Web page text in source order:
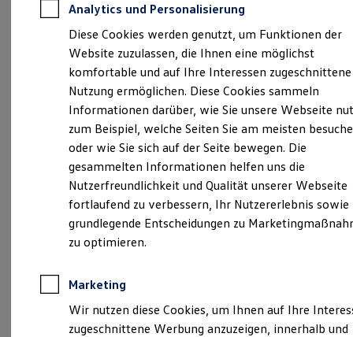
Für Gewerbekunden
Profi Paket
TopDeal
Gebrauchtwagen
ProfiPartner für Gebrauchtwagen
Zertifizierte Gebrauchtwagen
Finanzierung
Für Privatkunden
Für Gewerbekunden
Leasing
Für Privatkunden
Für Gewerbekunden
Versicherungen & Garantien
Garantien
Kfz-Versicherung für Nutzfahrzeuge
Restschuldversicherung
Wartungsverträge
Besitzer & Service
Sommer-Special
Reparatur, Pflege & Inspektion
Servicetermin anfragen
Service-Vorteile bei Volkswagen Nutzfahrzeuge
Verantwortlich für die Inhalte auf dieser Seite ist die Auto
Bierschneider Aalen GmbH (Impressum & Rechtliches)
Obere Bahnstraße 78, 73431 Aalen
info.aalen@bierschneider.de
+49 7361 9450
Montag-Freitag 07:00-18:00 Uhr
Samstag
09:00 -13:00 Uhr
Ansprechpartner
Analytics und Personalisierung
Diese Cookies werden genutzt, um Funktionen der
Website zuzulassen, die Ihnen eine möglichst
komfortable und auf Ihre Interessen zugeschnittene
Nutzung ermöglichen. Diese Cookies sammeln
Informationen darüber, wie Sie unsere Webseite
zum Beispiel, welche Seiten Sie am meisten
oder wie Sie sich auf der Seite bewegen. Die
gesammelten Informationen helfen uns die
Nutzerfreundlichkeit und Qualität unserer Webseite
fortlaufend zu verbessern, Ihr Nutzererlebnis sowie
grundlegende Entscheidungen zu
zu optimieren.
Marketing
Wir nutzen diese Cookies, um Ihnen auf Ihre
zugeschnittene Werbung anzuzeigen, innerhalb und